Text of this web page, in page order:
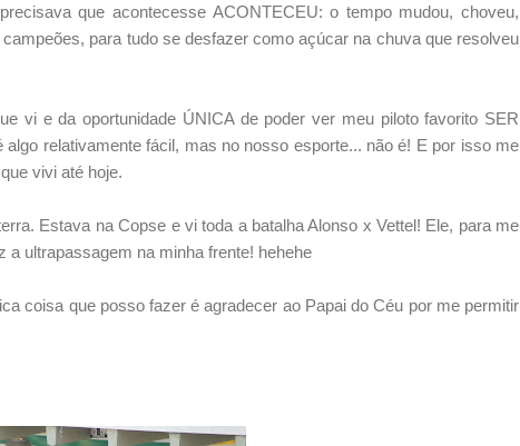
que acontecesse ACONTECEU: o tempo mudou, choveu,
para tudo se desfazer como açúcar na chuva que resolveu
vi e da oportunidade ÚNICA de poder ver meu piloto favorito SER
relativamente fácil, mas no nosso esporte... não é! E por isso me
vivi até hoje.
Estava na Copse e vi toda a batalha Alonso x Vettel! Ele, para me
a ultrapassagem na minha frente! hehehe
coisa que posso fazer é agradecer ao Papai do Céu por me permitir